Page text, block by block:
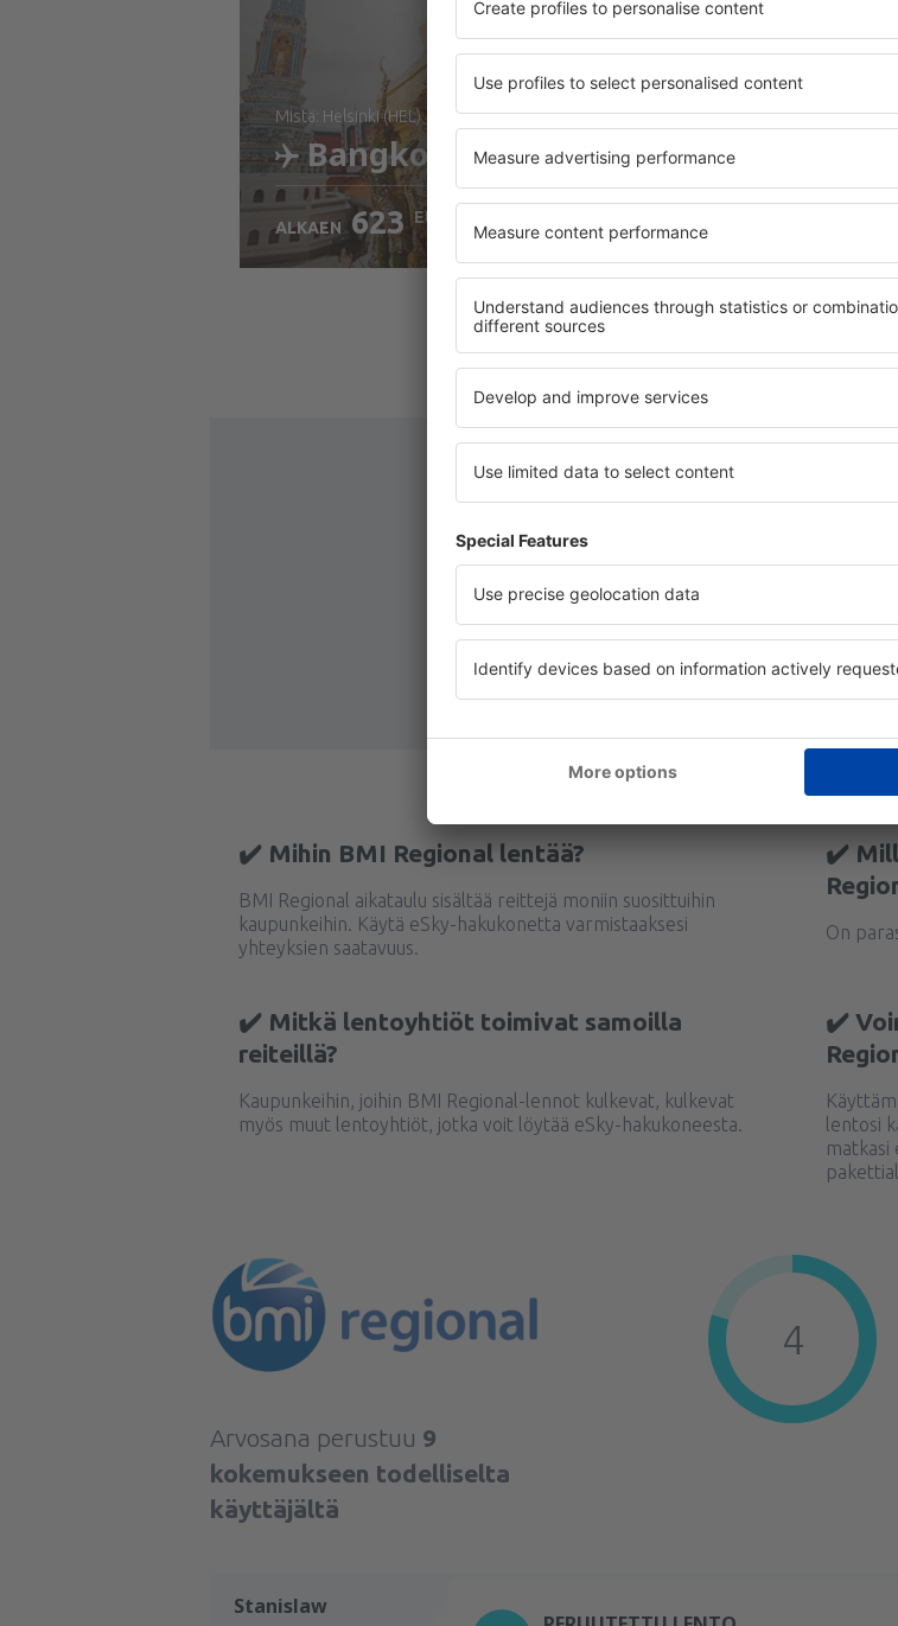
mistä: Helsinki (HEL)
Bangkok
ALKAEN 623 EUR
13 tarjoustato
Helsinki
ALKAEN
Näytä muita
✔️ Mihin BMI Regional lentää?
BMI Regional aikataulu sisältää reittejä moniin suosittuihin
kaupunkeihin. Käytä eSky-hakukonetta varmistaaksesi
yhteyksien saatavuus.
✔️
On
✔️ Mitkä lentoyhtiöt toimivat samoilla
reiteillä?
Kaupunkeihin, joihin BMI Regional-lennot kulkevat, kulkevat
myös muut lentoyhtiöt, jotka voit löytää eSky-hakukoneesta.
✔️
lentosi
matkasi
Arvosana perustuu 9
kokemukseen todelliselta
käyttäjältä
4
Stanislaw